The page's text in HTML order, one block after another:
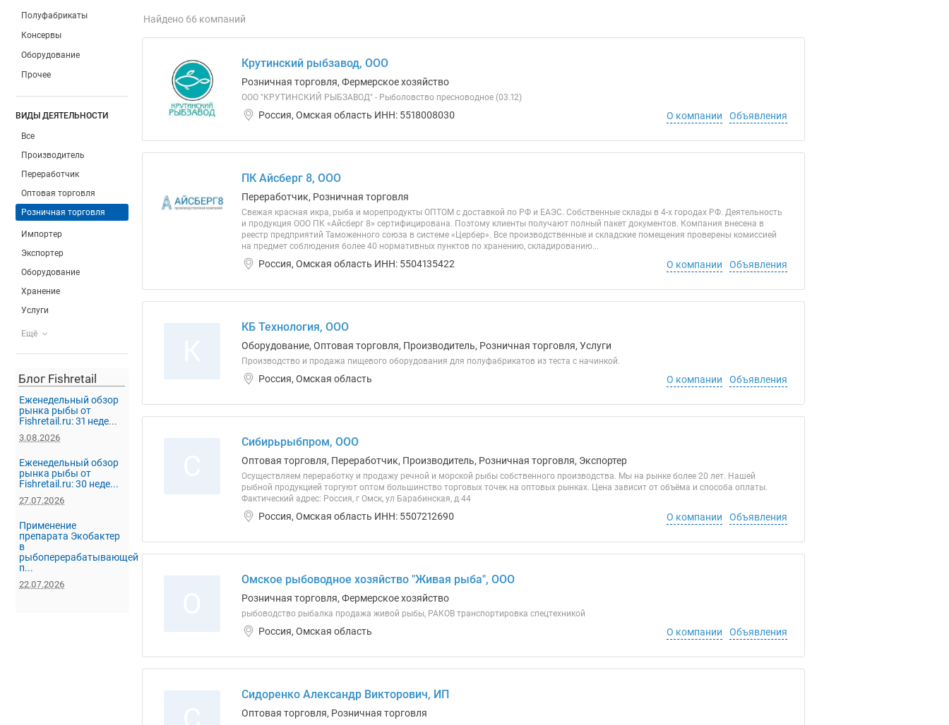
Полуфабрикаты
Консервы
Оборудование
Прочее
ВИДЫ ДЕЯТЕЛЬНОСТИ
Все
Производитель
Переработчик
Оптовая торговля
Розничная торговля
Импортер
Экспортер
Оборудование
Хранение
Услуги
Ещё
Блог Fishretail
Еженедельный обзор
рынка рыбы от
Fishretail.ru: 31 неде...
3.08.2026
Еженедельный обзор
рынка рыбы от
Fishretail.ru: 30 неде...
27.07.2026
Применение
препарата Экобактер
в
рыбоперерабатывающей
п...
22.07.2026
Найдено 66 компаний
Крутинский рыбзавод, ООО
Розничная торговля, Фермерское хозяйство
ООО "КРУТИНСКИЙ РЫБЗАВОД" - Рыболовство пресноводное (03.12)
Россия, Омская область ИНН: 5518008030 О компании Объявления
ПК Айсберг 8, ООО
Переработчик, Розничная торговля
Свежая красная икра, рыба и морепродукты ОПТОМ с доставкой по РФ и ЕАЭС. Собственные склады в 4-х городах РФ. Деятельность
и продукция ООО ПК «Айсберг 8» сертифицирована. Поэтому клиенты получают полный пакет документов. Компания внесена в
реестр предприятий Таможенного союза в системе «Цербер». Все производственные и складские помещения проверены комиссией
на предмет соблюдения более 40 нормативных пунктов по хранению, складированию...
Россия, Омская область ИНН: 5504135422 О компании Объявления
КБ Технология, ООО
Оборудование, Оптовая торговля, Производитель, Розничная торговля, Услуги
Производство и продажа пищевого оборудования для полуфабрикатов из теста с начинкой.
Россия, Омская область О компании Объявления
Сибирьрыбпром, ООО
Оптовая торговля, Переработчик, Производитель, Розничная торговля, Экспортер
Осуществляем переработку и продажу речной и морской рыбы собственного производства. Мы на рынке более 20 лет. Нашей
рыбной продукцией торгуют оптом большинство торговых точек на оптовых рынках. Цена зависит от объёма и способа оплаты.
Фактический адрес: Россия, г Омск, ул Барабинская, д 44
Россия, Омская область ИНН: 5507212690 О компании Объявления
Омское рыбоводное хозяйство "Живая рыба", ООО
Розничная торговля, Фермерское хозяйство
рыбоводство рыбалка продажа живой рыбы, РАКОВ транспортировка спецтехникой
Россия, Омская область О компании Объявления
Сидоренко Александр Викторович, ИП
Оптовая торговля, Розничная торговля